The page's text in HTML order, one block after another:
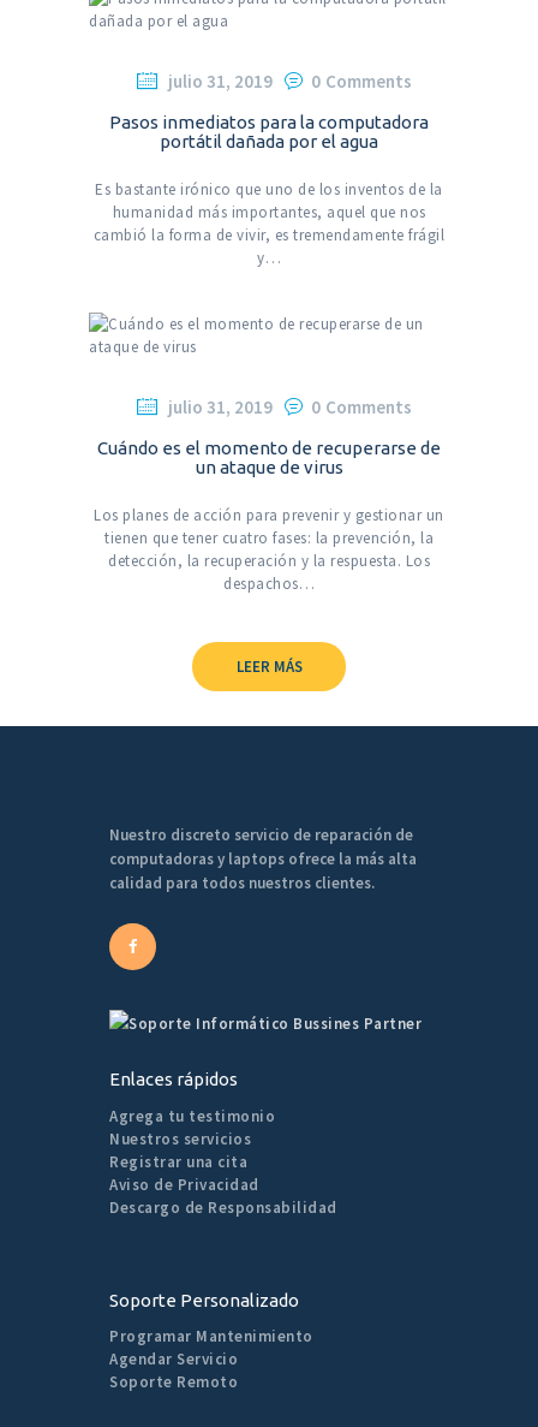
julio 31, 2019 0 Comments
Pasos inmediatos para la computadora
portátil dañada por el agua
Es bastante irónico que uno de los inventos de la
humanidad más importantes, aquel que nos
cambió la forma de vivir, es tremendamente frágil
y…
julio 31, 2019 0 Comments
Cuándo es el momento de recuperarse de
un ataque de virus
Los planes de acción para prevenir y gestionar un
tienen que tener cuatro fases: la prevención, la
detección, la recuperación y la respuesta. Los
despachos…
LEER MÁS
Nuestro discreto servicio de reparación de
computadoras y laptops ofrece la más alta
calidad para todos nuestros clientes.
Enlaces rápidos
Agrega tu testimonio
Nuestros servicios
Registrar una cita
Aviso de Privacidad
Descargo de Responsabilidad
Soporte Personalizado
Programar Mantenimiento
Agendar Servicio
Soporte Remoto